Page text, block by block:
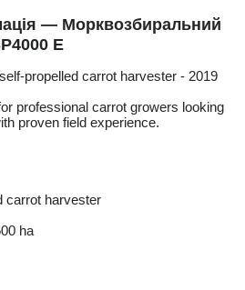
— Морквозбиральний
E
propelled carrot harvester - 2019
professional carrot growers looking
proven field experience.
carrot harvester
ha